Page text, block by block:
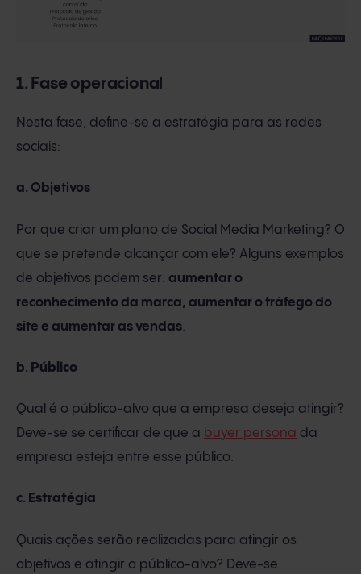
1. Fase operacional
Nesta fase, define-se a estratégia para as redes
sociais:
a. Objetivos
Por que criar um plano de Social Media Marketing? O
que se pretende alcançar com ele? Alguns exemplos
de objetivos podem ser: aumentar o
reconhecimento da marca, aumentar o tráfego do
site e aumentar as vendas.
b. Público
Qual é o público-alvo que a empresa deseja atingir?
Deve-se se certificar de que a buyer persona da
empresa esteja entre esse público.
c. Estratégia
Quais ações serão realizadas para atingir os
objetivos e atingir o público-alvo? Deve-se